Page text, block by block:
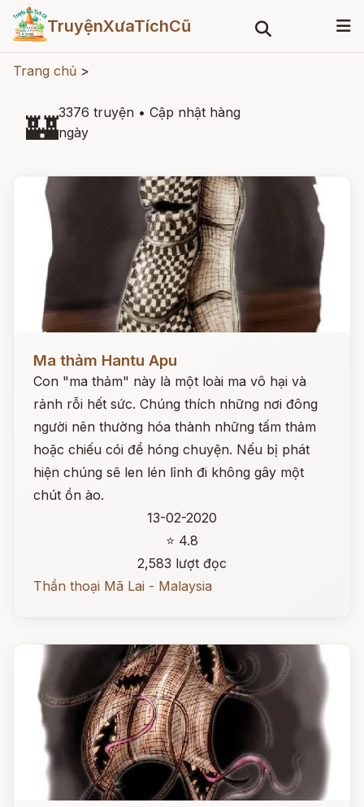
TruyệnXưaTíchCũ
Trang chủ >
🏰3376 truyện • Cập nhật hàng
ngày
Ma thảm Hantu Apu
Con "ma thảm" này là một loài ma vô hại và
rảnh rỗi hết sức. Chúng thích những nơi đông
người nên thường hóa thành những tấm thảm
hoặc chiếu cói để hóng chuyện. Nếu bị phát
hiện chúng sẽ len lén lỉnh đi không gây một
chút ồn ào.
13-02-2020
⭐ 4.8
2,583 lượt đọc
Thần thoại Mã Lai - Malaysia